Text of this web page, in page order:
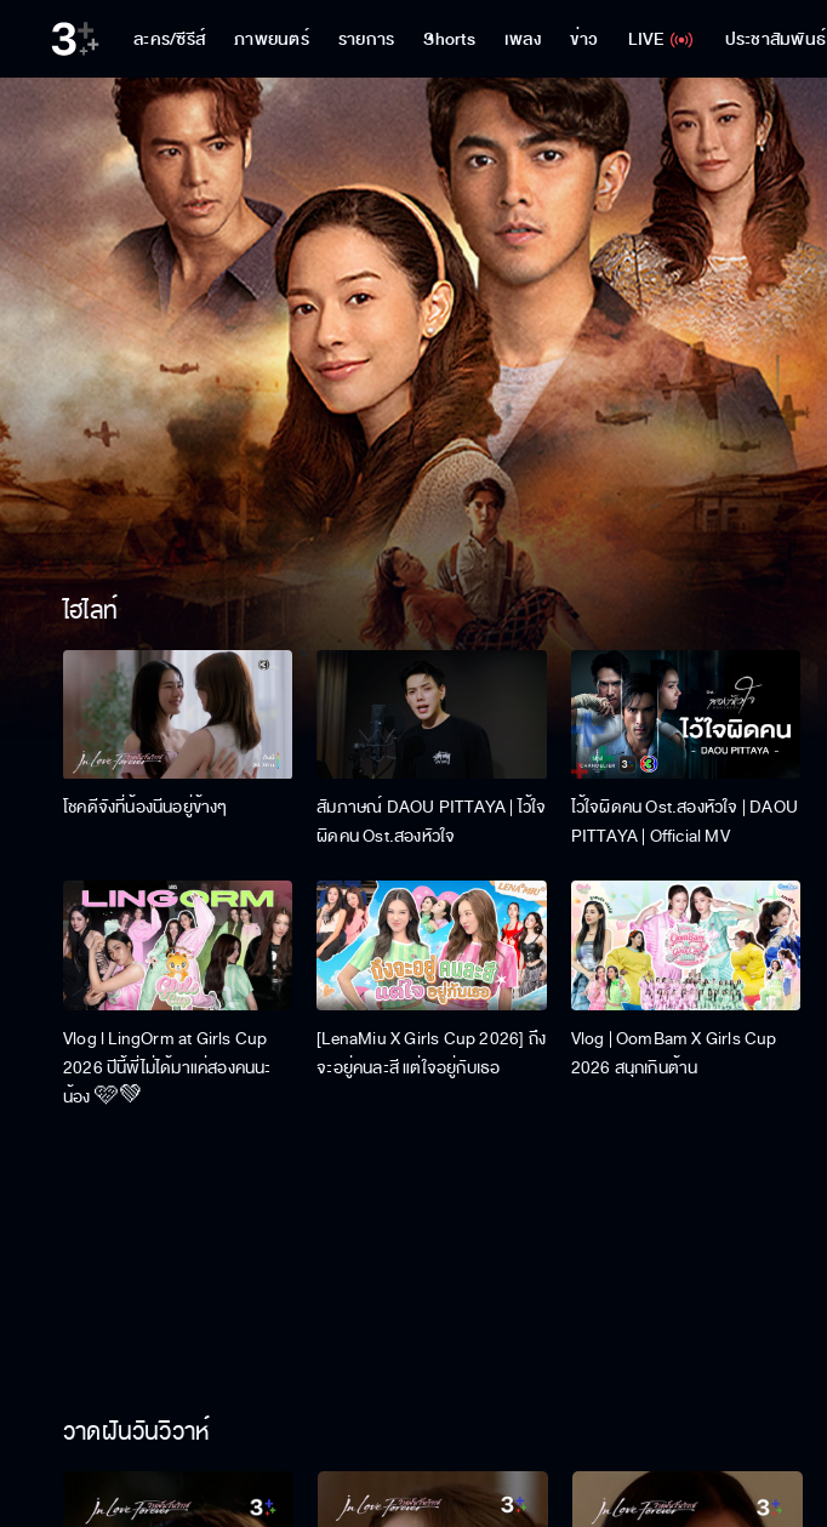
ละคร/ซีรีส์ ภาพยนตร์ รายการ Shorts เพลง ข่าว LIVE ประชาสัมพันธ์
ไฮไลท์
โชคดีจังที่น้องนีนอยู่ข้างๆ
สัมภาษณ์ DAOU PITTAYA | ไว้ใจ
ผิดคน Ost.สองหัวใจ
ไว้ใจผิดคน Ost.สองหัวใจ | DAOU
PITTAYA | Official MV
Vlog l LingOrm at Girls Cup
2026 ปีนี้พี่ไม่ได้มาแค่สองคนนะ
น้อง 🩷💚
[LenaMiu X Girls Cup 2026] ถึง
จะอยู่คนละสี แต่ใจอยู่กับเธอ
Vlog | OomBam X Girls Cup
2026 สนุกเกินต้าน
วาดฝันวันวิวาห์